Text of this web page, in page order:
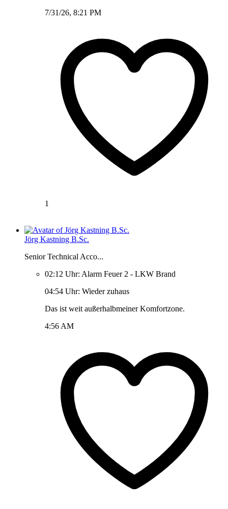
7/31/26, 8:21 PM
1
Jörg Kastning B.Sc.
Senior Technical Acco...
02:12 Uhr: Alarm Feuer 2 - LKW Brand
04:54 Uhr: Wieder zuhaus
Das ist weit außerhalbmeiner Komfortzone.
4:56 AM